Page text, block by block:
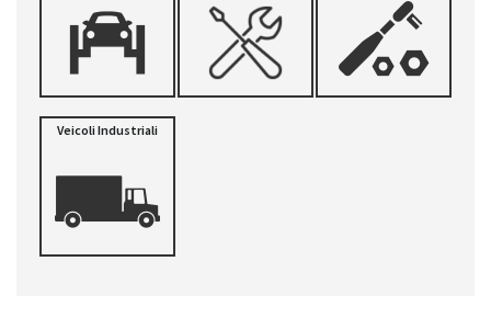
Veicoli Industriali